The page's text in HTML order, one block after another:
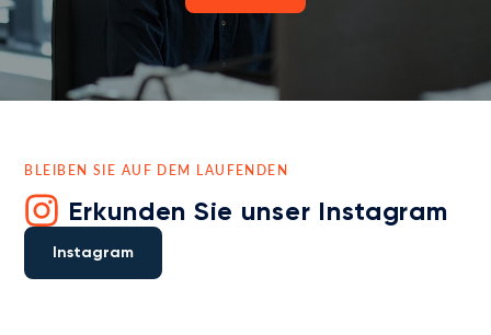
BLEIBEN SIE AUF DEM LAUFENDEN
Erkunden Sie unser Instagram
Instagram